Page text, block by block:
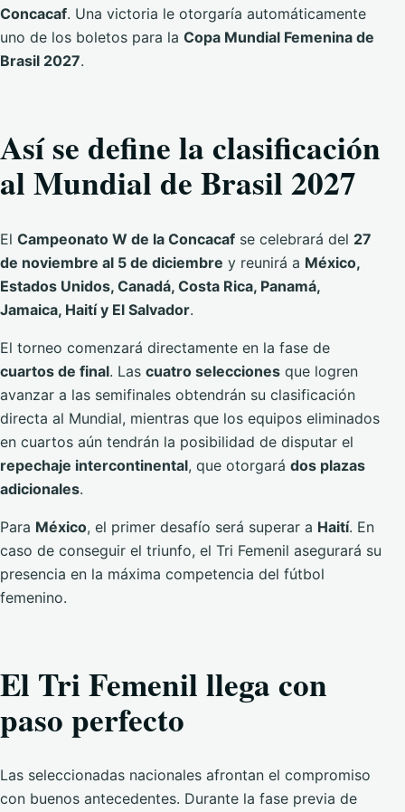
Concacaf. Una victoria le otorgaría automáticamente
uno de los boletos para la Copa Mundial Femenina de
Brasil 2027.
Así se define la clasificación
al Mundial de Brasil 2027
El Campeonato W de la Concacaf se celebrará del 27
de noviembre al 5 de diciembre y reunirá a México,
Estados Unidos, Canadá, Costa Rica, Panamá,
Jamaica, Haití y El Salvador.
El torneo comenzará directamente en la fase de
cuartos de final. Las cuatro selecciones que logren
avanzar a las semifinales obtendrán su clasificación
directa al Mundial, mientras que los equipos eliminados
en cuartos aún tendrán la posibilidad de disputar el
repechaje intercontinental, que otorgará dos plazas
adicionales.
Para México, el primer desafío será superar a Haití. En
caso de conseguir el triunfo, el Tri Femenil asegurará su
presencia en la máxima competencia del fútbol
femenino.
El Tri Femenil llega con
paso perfecto
Las seleccionadas nacionales afrontan el compromiso
con buenos antecedentes. Durante la fase previa de